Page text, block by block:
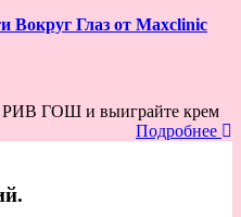
Вокруг Глаз от Maxclinic
РИВ ГОШ и выиграйте крем
Подробнее